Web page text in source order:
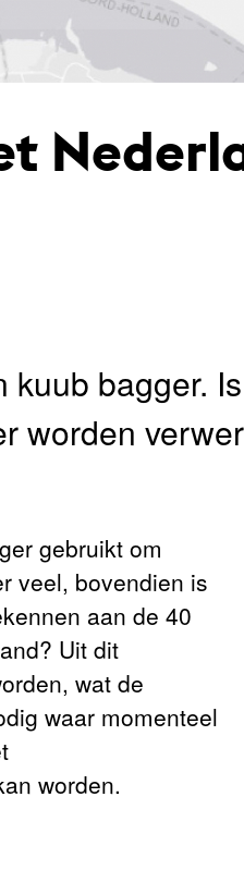
bagger.
worden
gebruikt om
veel, bovendien is
aan de 40
Uit dit
wat de
waar momenteel
worden.